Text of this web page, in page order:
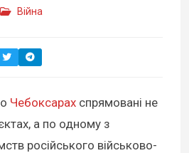
Війна
Чебоксарах спрямовані не
а по одному з
російського військово-